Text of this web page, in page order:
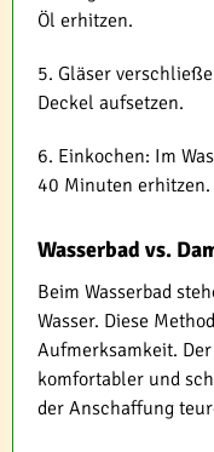
Öl erhitzen.
5. Gläser
Deckel aufsetzen.
6. Einkochen: Im
40 Minuten erhitzen.
Wasserbad vs.
Beim Wasserbad
Wasser. Diese
Aufmerksamkeit. Der
komfortabler und
der Anschaffung